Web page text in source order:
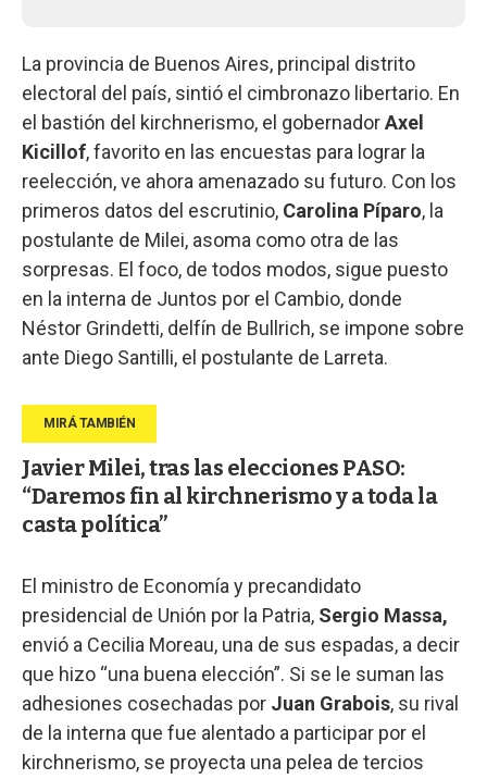
La provincia de Buenos Aires, principal distrito
electoral del país, sintió el cimbronazo libertario. En
el bastión del kirchnerismo, el gobernadorAxel
Kicillof, favorito en las encuestas para lograr la
reelección, ve ahora amenazado su futuro. Con los
primeros datos del escrutinio, Carolina Píparo, la
postulante de Milei, asoma como otra de las
sorpresas. El foco, de todos modos, sigue puesto
en la interna de Juntos por el Cambio, donde
Néstor Grindetti, delfín de Bullrich, se impone sobre
ante Diego Santilli, el postulante de Larreta.
Javier Milei, tras las elecciones PASO:
“Daremos fin al kirchnerismo y a toda la
casta política”
El ministro de Economía y precandidato
presidencial de Unión por la Patria, Sergio Massa,
envió a Cecilia Moreau, una de sus espadas, a decir
que hizo “una buena elección”. Si se le suman las
adhesiones cosechadas por Juan Grabois, su rival
de la interna que fue alentado a participar por el
kirchnerismo, se proyecta una pelea de tercios